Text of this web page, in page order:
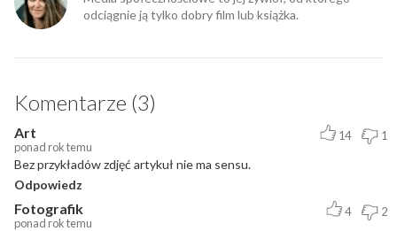
odciągnie ją tylko dobry film lub książka.
Komentarze (3)
Art
ponad rok temu
14 1
Bez przykładów zdjęć artykuł nie ma sensu.
Odpowiedz
Fotografik
ponad rok temu
4 2